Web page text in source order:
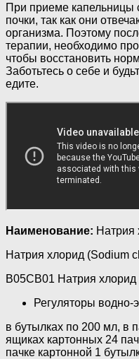
При приеме капельницы
почки, так как они
организма. Поэтому
терапии, необходимо
чтобы восстановить
Заботьтесь о себе и
едите.
Наименование: Натрия
Натрия хлорид (Sodium
B05CB01 Натрия хлорид
Регуляторы водно-
в бутылках по 200 мл, в
ящиках картонных 24
пачке картонной 1